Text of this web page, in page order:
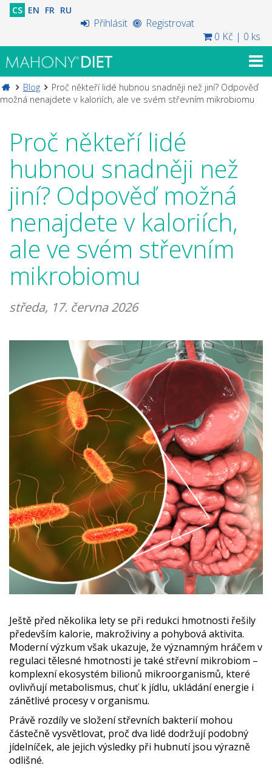
CS EN FR RU
Přihlásit
Registrovat
0 Kč | 0 ks
Blog
Proč někteří lidé hubnou snadněji než jiní? Odpověď
možná nenajdete v kaloriích, ale ve svém střevním mikrobiomu
Proč někteří lidé
hubnou snadněji než
jiní? Odpověď možná
nenajdete v kaloriích,
ale ve svém střevním
mikrobiomu
středa, 17. června 2026
Ještě před několika lety se při redukci hmotnosti řešily
především kalorie, makroživiny a pohybová aktivita.
Moderní výzkum však ukazuje, že významným hráčem v
regulaci tělesné hmotnosti je také střevní mikrobiom –
komplexní ekosystém bilionů mikroorganismů, které
ovlivňují metabolismus, chuť k jídlu, ukládání energie i
zánětlivé procesy v organismu.
Právě rozdíly ve složení střevních bakterií mohou
částečně vysvětlovat, proč dva lidé dodržují podobný
jídelníček, ale jejich výsledky při hubnutí jsou výrazně
odlišné.